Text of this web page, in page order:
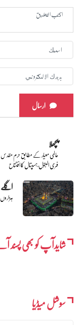
ارسال
پچھلا
عالمی معیار کے مطابق حرم
فری البتول ؑ ہسپتال کا افتتاح
اگلے
شایدآپ کو بھی پسند
سوشل میڈیا